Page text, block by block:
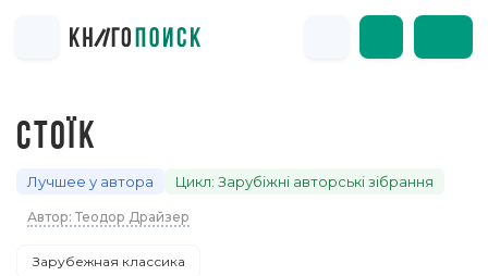
СТОЇК
Лучшее у автора Цикл: Зарубіжні авторські зібрання
Автор: Теодор Драйзер
Зарубежная классика